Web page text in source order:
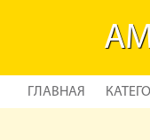
ГЛАВНАЯ